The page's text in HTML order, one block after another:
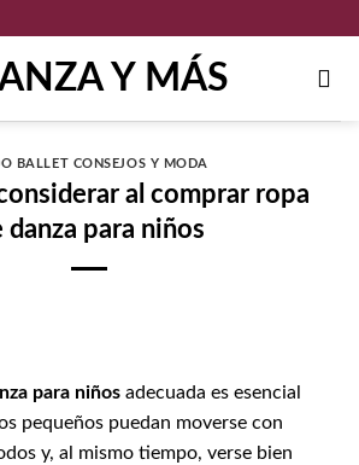
BALLET CONSEJOS Y MODA
al comprar ropa
danza para niños
para niños adecuada es esencial
pequeños puedan moverse con
y, al mismo tiempo, verse bien